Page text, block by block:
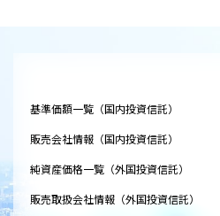
基準価額一覧（国内投資信託）
販売会社情報（国内投資信託）
純資産価格一覧（外国投資信託）
販売取扱会社情報（外国投資信託）